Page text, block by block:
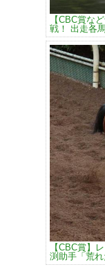
【CBC賞な
戦！ 出走各
【CBC賞】
渕助手「荒